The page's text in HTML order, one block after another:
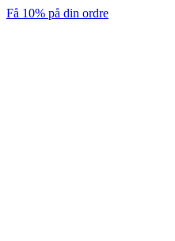
Få 10% på din ordre